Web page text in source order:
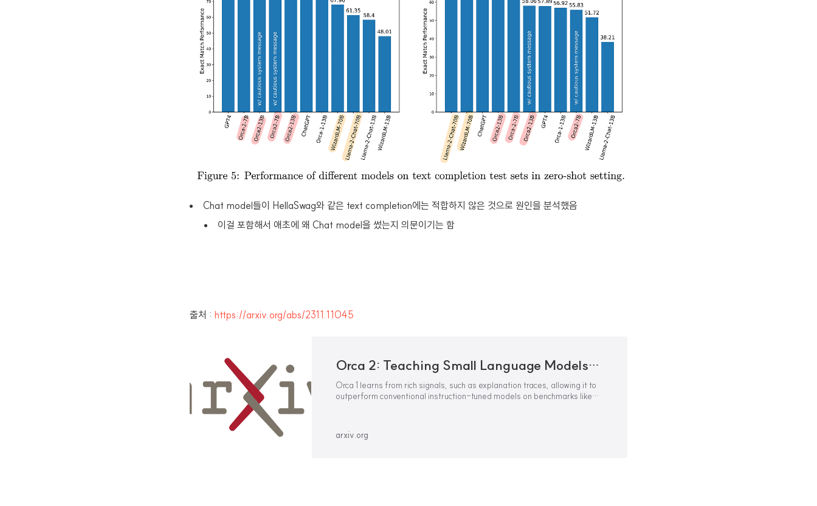
Chat model들이 HellaSwag와 같은 text completion에는 적합하지 않은 것으로 원인을 분석했음
이걸 포함해서 애초에 왜 Chat model을 썼는지 의문이기는 함
출처 : https://arxiv.org/abs/2311.11045
Orca 2: Teaching Small Language Models How to Reason
Orca 1 learns from rich signals, such as explanation traces, allowing it to
outperform conventional instruction-tuned models on benchmarks like
arxiv.org